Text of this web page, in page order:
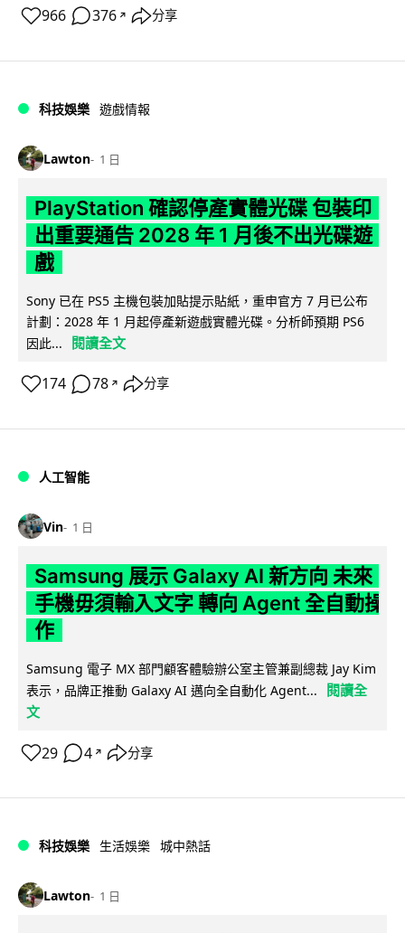
966 376 ↗ 分享
科技娛樂 遊戲情報
Lawton 1 日
PlayStation 確認停產實體光碟 包裝印
出重要通告 2028 年 1 月後不出光碟遊
戲
Sony 已在 PS5 主機包裝加貼提示貼紙，重申官方 7 月已公布
計劃：2028 年 1 月起停產新遊戲實體光碟。分析師預期 PS6
因此...
閱讀全文
174 78 ↗ 分享
人工智能
Vin 1 日
Samsung 展示 Galaxy AI 新方向 未來
手機毋須輸入文字 轉向 Agent 全自動操
作
Samsung 電子 MX 部門顧客體驗辦公室主管兼副總裁 Jay Kim
表示，品牌正推動 Galaxy AI 邁向全自動化 Agent...
閱讀全
文
29 4 ↗ 分享
科技娛樂 生活娛樂 城中熱話
Lawton 1 日